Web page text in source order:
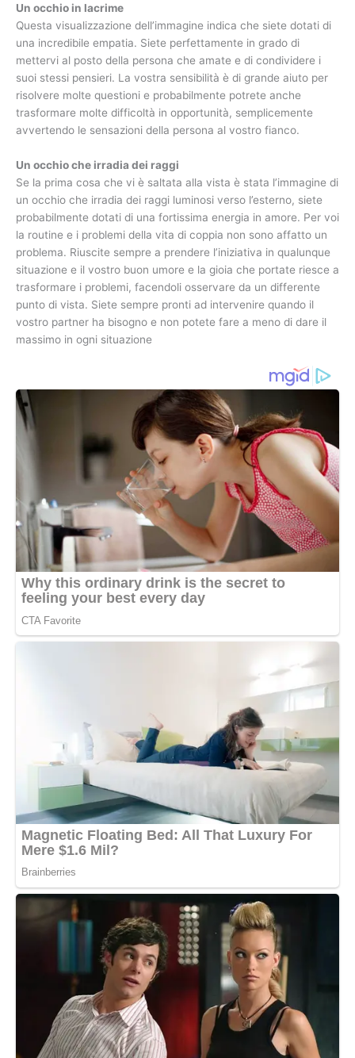
Un occhio in lacrime
Questa visualizzazione dell’immagine indica che siete dotati di
una incredibile empatia. Siete perfettamente in grado di
mettervi al posto della persona che amate e di condividere i
suoi stessi pensieri. La vostra sensibilità è di grande aiuto per
risolvere molte questioni e probabilmente potrete anche
trasformare molte difficoltà in opportunità, semplicemente
avvertendo le sensazioni della persona al vostro fianco.
Un occhio che irradia dei raggi
Se la prima cosa che vi è saltata alla vista è stata l’immagine di
un occhio che irradia dei raggi luminosi verso l’esterno, siete
probabilmente dotati di una fortissima energia in amore. Per voi
la routine e i problemi della vita di coppia non sono affatto un
problema. Riuscite sempre a prendere l’iniziativa in qualunque
situazione e il vostro buon umore e la gioia che portate riesce a
trasformare i problemi, facendoli osservare da un differente
punto di vista. Siete sempre pronti ad intervenire quando il
vostro partner ha bisogno e non potete fare a meno di dare il
massimo in ogni situazione